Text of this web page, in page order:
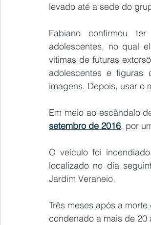
levado até a sede do
Fabiano confirmou
adolescentes, no qual
vítimas de futuras
adolescentes e figuras
imagens. Depois, usar o
Em meio ao escândalo
setembro de 2016, por
O veículo foi
localizado no dia
Jardim Veraneio.
Três meses após a
condenado a mais de 20